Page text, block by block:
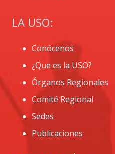
LA USO:
Conócenos
¿Que es la USO?
Órganos Regionales
Comité Regional
Sedes
Publicaciones